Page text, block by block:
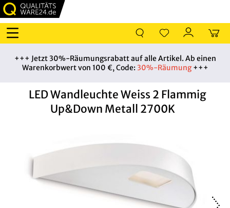
+++ Jetzt 30%-Räumungsrabatt auf alle Artikel. Ab einen
Warenkorbwert von 100 €, Code: 30%-Räumung+++
LED Wandleuchte Weiss 2 Flammig
Up&Down Metall 2700K